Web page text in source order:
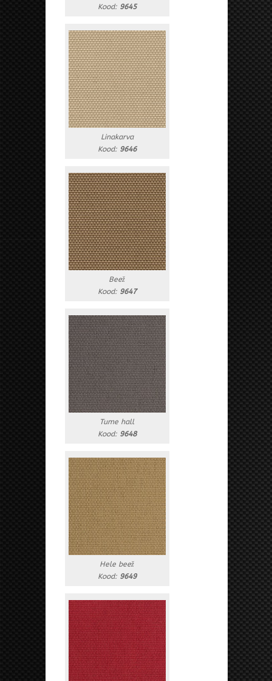
Kood: 9645
Linakarva
Kood: 9646
Beež
Kood: 9647
Tume hall
Kood: 9648
Hele beež
Kood: 9649